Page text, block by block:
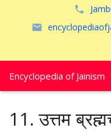
Encyclopedia of Jainism
11. उत्तम